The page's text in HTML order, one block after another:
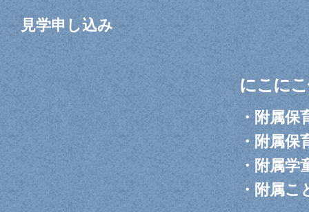
にこに
・ 附属保
・附属保
・附属学
・ 附属こ
見学申し込み